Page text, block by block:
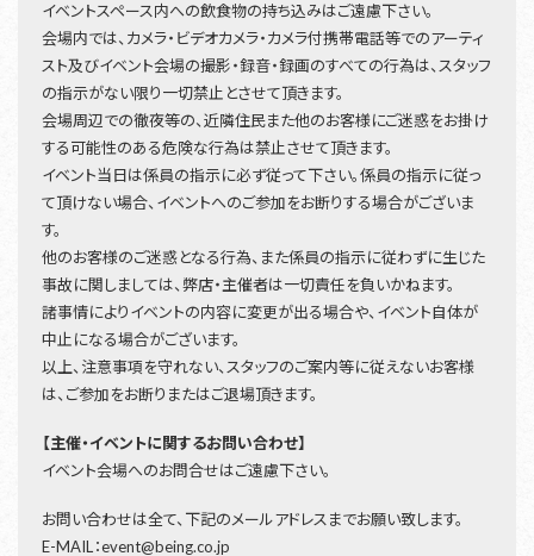
イベントスペース内への飲食物の持ち込みはご遠慮下さい。
会場内では、カメラ・ビデオカメラ・カメラ付携帯電話等でのアーティ
スト及びイベント会場の撮影・録音・録画のすべての行為は、スタッフ
の指示がない限り一切禁止とさせて頂きます。
会場周辺での徹夜等の、近隣住民また他のお客様にご迷惑をお掛け
する可能性のある危険な行為は禁止させて頂きます。
イベント当日は係員の指示に必ず従って下さい。係員の指示に従っ
て頂けない場合、イベントへのご参加をお断りする場合がございま
す。
他のお客様のご迷惑となる行為、また係員の指示に従わずに生じた
事故に関しましては、弊店・主催者は一切責任を負いかねます。
諸事情によりイベントの内容に変更が出る場合や、イベント自体が
中止になる場合がございます。
以上、注意事項を守れない、スタッフのご案内等に従えないお客様
は、ご参加をお断りまたはご退場頂きます。
【主催・イベントに関するお問い合わせ】
イベント会場へのお問合せはご遠慮下さい。
お問い合わせは全て、下記のメールアドレスまでお願い致します。
E-MAIL：event@being.co.jp